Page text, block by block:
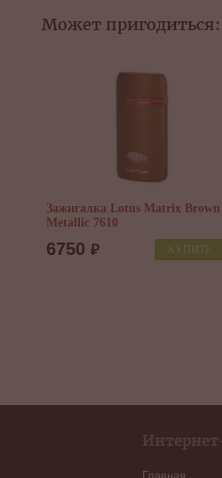
Может пригодиться:
Зажигалка Lotus Matrix Brown
Metallic 7610
6750 ₽ КУПИТЬ